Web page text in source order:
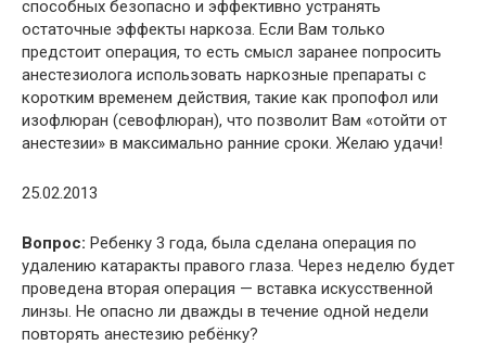
способных безопасно и эффективно устранять
остаточные эффекты наркоза. Если Вам только
предстоит операция, то есть смысл заранее попросить
анестезиолога использовать наркозные препараты с
коротким временем действия, такие как пропофол или
изофлюран (севофлюран), что позволит Вам «отойти от
анестезии» в максимально ранние сроки. Желаю удачи!
25.02.2013
Вопрос: Ребенку 3 года, была сделана операция по
удалению катаракты правого глаза. Через неделю будет
проведена вторая операция — вставка искусственной
линзы. Не опасно ли дважды в течение одной недели
повторять анестезию ребёнку?